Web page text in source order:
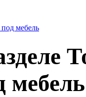
мебель
мебель